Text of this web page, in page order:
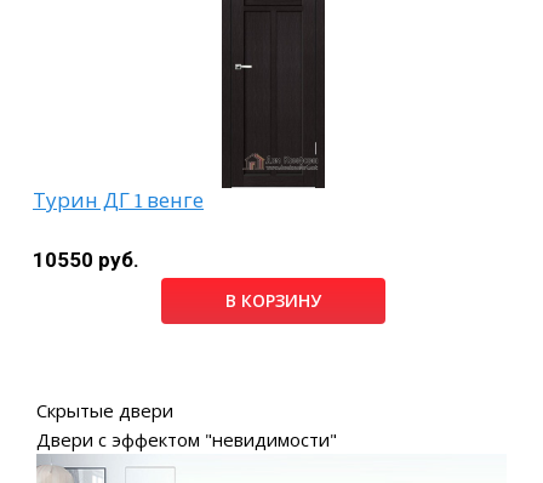
Турин ДГ 1 венге
10550 руб.
В КОРЗИНУ
Скрытые двери
Двери с эффектом "невидимости"